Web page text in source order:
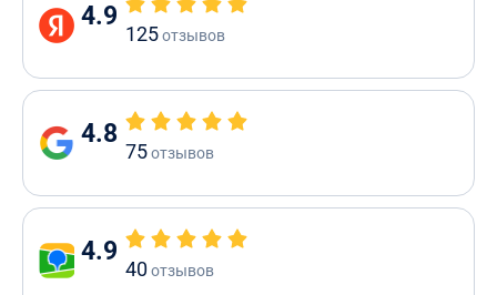
4.9
125отзывов
4.8
75отзывов
4.9
40отзывов